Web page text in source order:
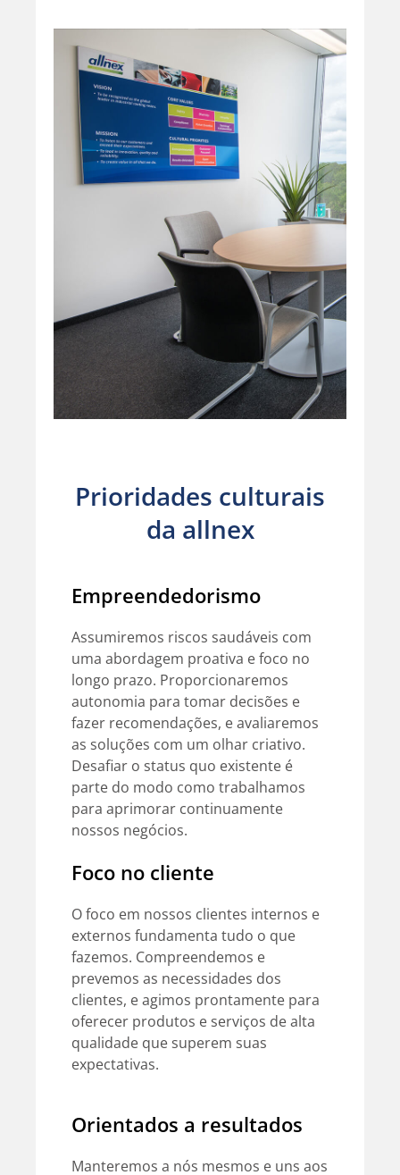
Prioridades culturais
da allnex
Empreendedorismo
Assumiremos riscos saudáveis com
uma abordagem proativa e foco no
longo prazo. Proporcionaremos
autonomia para tomar decisões e
fazer recomendações, e avaliaremos
as soluções com um olhar criativo.
Desafiar o status quo existente é
parte do modo como trabalhamos
para aprimorar continuamente
nossos negócios.
Foco no cliente
O foco em nossos clientes internos e
externos fundamenta tudo o que
fazemos. Compreendemos e
prevemos as necessidades dos
clientes, e agimos prontamente para
oferecer produtos e serviços de alta
qualidade que superem suas
expectativas.
Orientados a resultados
Manteremos a nós mesmos e uns aos